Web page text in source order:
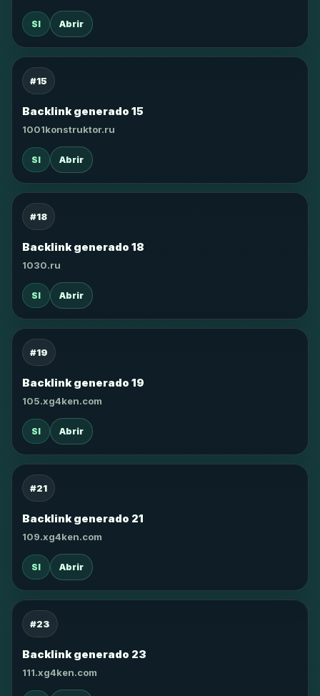
SI Abrir
#15
Backlink generado 15
1001konstruktor.ru
SI Abrir
#18
Backlink generado 18
1030.ru
SI Abrir
#19
Backlink generado 19
105.xg4ken.com
SI Abrir
#21
Backlink generado 21
109.xg4ken.com
SI Abrir
#23
Backlink generado 23
111.xg4ken.com